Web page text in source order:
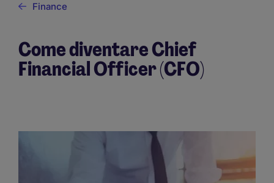
Finance
Come diventare Chief
Financial Officer (CFO)